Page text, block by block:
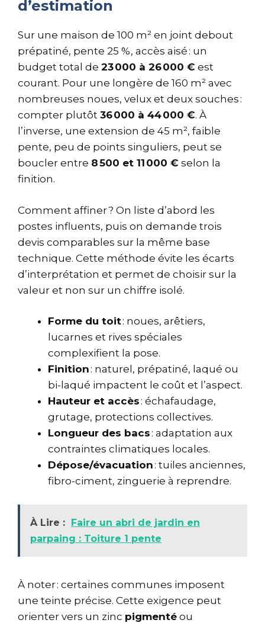
d’estimation
Sur une maison de 100 m² en joint debout
prépatiné, pente 25 %, accès aisé : un
budget total de 23 000 à 26 000 € est
courant. Pour une longère de 160 m² avec
nombreuses noues, velux et deux souches :
compter plutôt 36 000 à 44 000 €. À
l’inverse, une extension de 45 m², faible
pente, peu de points singuliers, peut se
boucler entre 8 500 et 11 000 € selon la
finition.
Comment affiner ? On liste d’abord les
postes influents, puis on demande trois
devis comparables sur la même base
technique. Cette méthode évite les écarts
d’interprétation et permet de choisir sur la
valeur et non sur un chiffre isolé.
Forme du toit: noues, arêtiers,
lucarnes et rives spéciales
complexifient la pose.
Finition : naturel, prépatiné, laqué ou
bi-laqué impactent le coût et l’aspect.
Hauteur et accès : échafaudage,
grutage, protections collectives.
Longueur des bacs : adaptation aux
contraintes climatiques locales.
Dépose/évacuation : tuiles anciennes,
fibro-ciment, zinguerie à reprendre.
À Lire : Faire un abri de jardin en
parpaing : Toiture 1 pente
À noter : certaines communes imposent
une teinte précise. Cette exigence peut
orienter vers un zinc pigmenté ou